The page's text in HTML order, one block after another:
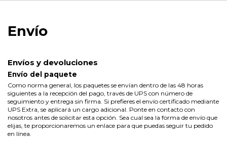
Envío
Envíos y devoluciones
Envío del paquete
Como norma general, los paquetes se envían dentro de las 48 horas
siguientes a la recepción del pago, través de UPS con número de
seguimiento y entrega sin firma. Si prefieres el envío certificado mediante
UPS Extra, se aplicará un cargo adicional. Ponte en contacto con
nosotros antes de solicitar esta opción. Sea cual sea la forma de envío que
elijas, te proporcionaremos un enlace para que puedas seguir tu pedido
en línea.